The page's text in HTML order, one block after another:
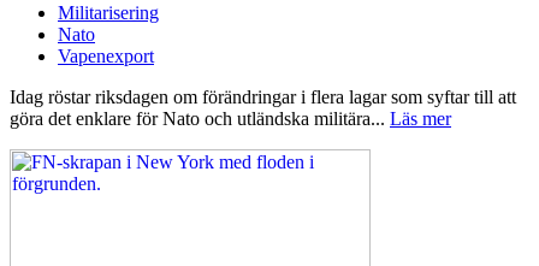
Militarisering
Nato
Vapenexport
Idag röstar riksdagen om förändringar i flera lagar som syftar till att
göra det enklare för Nato och utländska militära... Läs mer